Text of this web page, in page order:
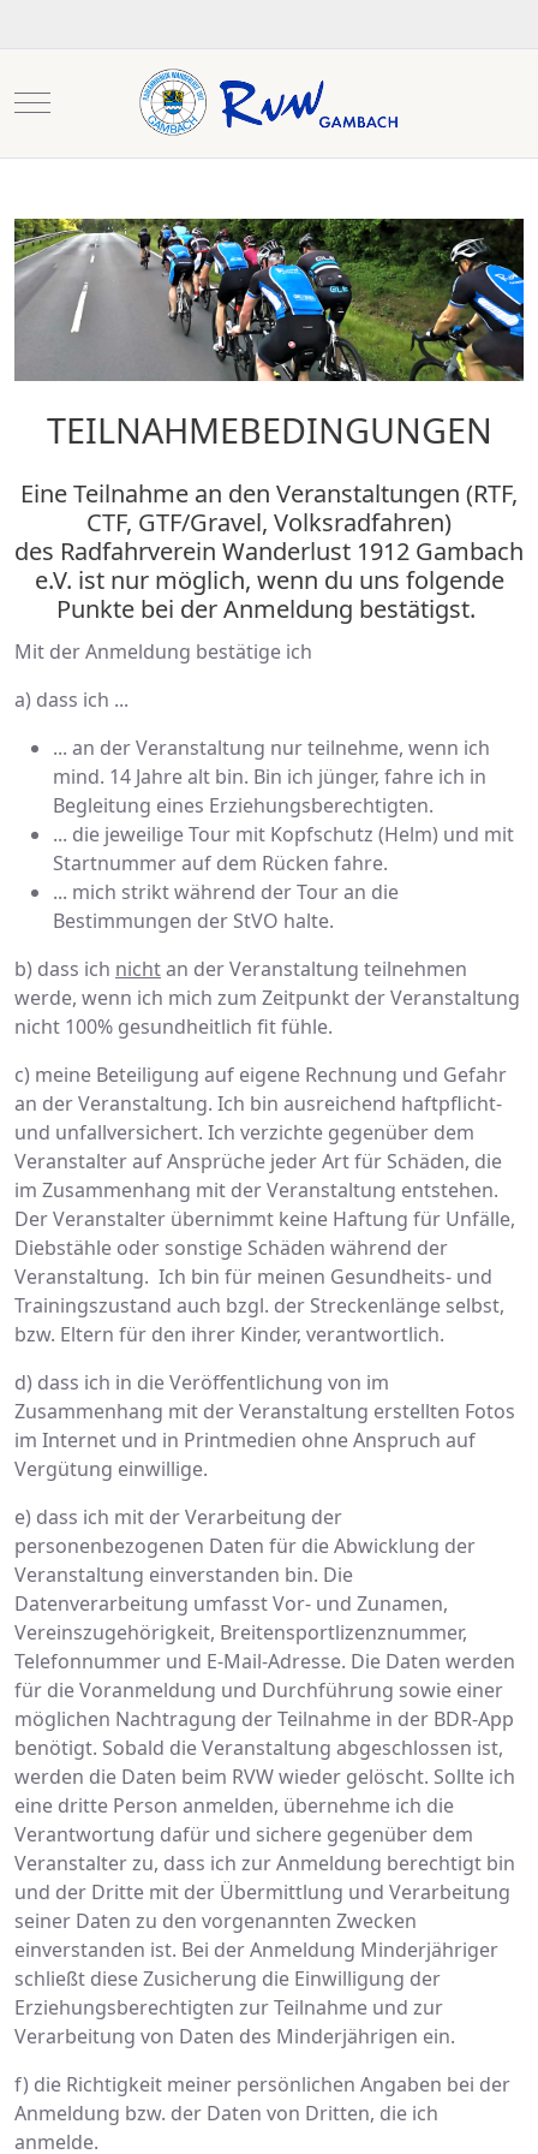
Mobile Menu Toggle
TEILNAHMEBEDINGUNGEN
Eine Teilnahme an den Veranstaltungen (RTF,
CTF, GTF/Gravel, Volksradfahren)
des Radfahrverein Wanderlust 1912 Gambach
e.V. ist nur möglich, wenn du uns folgende
Punkte bei der Anmeldung bestätigst.
Mit der Anmeldung bestätige ich
a) dass ich ...
... an der Veranstaltung nur teilnehme, wenn ich
mind. 14 Jahre alt bin. Bin ich jünger, fahre ich in
Begleitung eines Erziehungsberechtigten.
... die jeweilige Tour mit Kopfschutz (Helm) und mit
Startnummer auf dem Rücken fahre.
... mich strikt während der Tour an die
Bestimmungen der StVO halte.
b) dass ich nichtan der Veranstaltung teilnehmen
werde, wenn ich mich zum Zeitpunkt der Veranstaltung
nicht 100% gesundheitlich fit fühle.
c) meine Beteiligung auf eigene Rechnung und Gefahr
an der Veranstaltung. Ich bin ausreichend haftpflicht-
und unfallversichert. Ich verzichte gegenüber dem
Veranstalter auf Ansprüche jeder Art für Schäden, die
im Zusammenhang mit der Veranstaltung entstehen.
Der Veranstalter übernimmt keine Haftung für Unfälle,
Diebstähle oder sonstige Schäden während der
Veranstaltung. Ich bin für meinen Gesundheits- und
Trainingszustand auch bzgl. der Streckenlänge selbst,
bzw. Eltern für den ihrer Kinder, verantwortlich.
d) dass ich in die Veröffentlichung von im
Zusammenhang mit der Veranstaltung erstellten Fotos
im Internet und in Printmedien ohne Anspruch auf
Vergütung einwillige.
e) dass ich mit der Verarbeitung der
personenbezogenen Daten für die Abwicklung der
Veranstaltung einverstanden bin. Die
Datenverarbeitung umfasst Vor- und Zunamen,
Vereinszugehörigkeit, Breitensportlizenznummer,
Telefonnummer und E-Mail-Adresse. Die Daten werden
für die Voranmeldung und Durchführung sowie einer
möglichen Nachtragung der Teilnahme in der BDR-App
benötigt. Sobald die Veranstaltung abgeschlossen ist,
werden die Daten beim RVW wieder gelöscht. Sollte ich
eine dritte Person anmelden, übernehme ich die
Verantwortung dafür und sichere gegenüber dem
Veranstalter zu, dass ich zur Anmeldung berechtigt bin
und der Dritte mit der Übermittlung und Verarbeitung
seiner Daten zu den vorgenannten Zwecken
einverstanden ist. Bei der Anmeldung Minderjähriger
schließt diese Zusicherung die Einwilligung der
Erziehungsberechtigten zur Teilnahme und zur
Verarbeitung von Daten des Minderjährigen ein.
f) die Richtigkeit meiner persönlichen Angaben bei der
Anmeldung bzw. der Daten von Dritten, die ich
anmelde.